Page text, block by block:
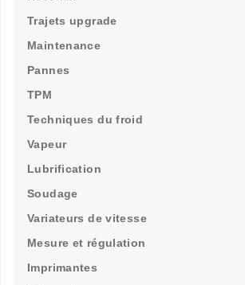
Trajets upgrade
Maintenance
Pannes
TPM
Techniques du froid
Vapeur
Lubrification
Soudage
Variateurs de vitesse
Mesure et régulation
Imprimantes